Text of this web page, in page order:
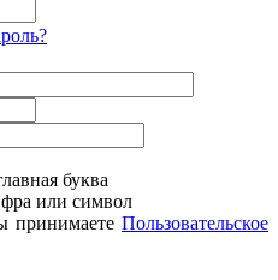
буква
или символ
принимаете Пользовательское